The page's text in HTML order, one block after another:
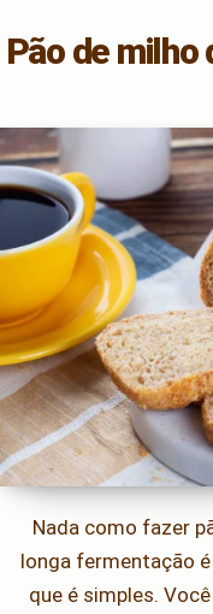
Pão de
Nada como fazer
longa fermentação
que é simples.